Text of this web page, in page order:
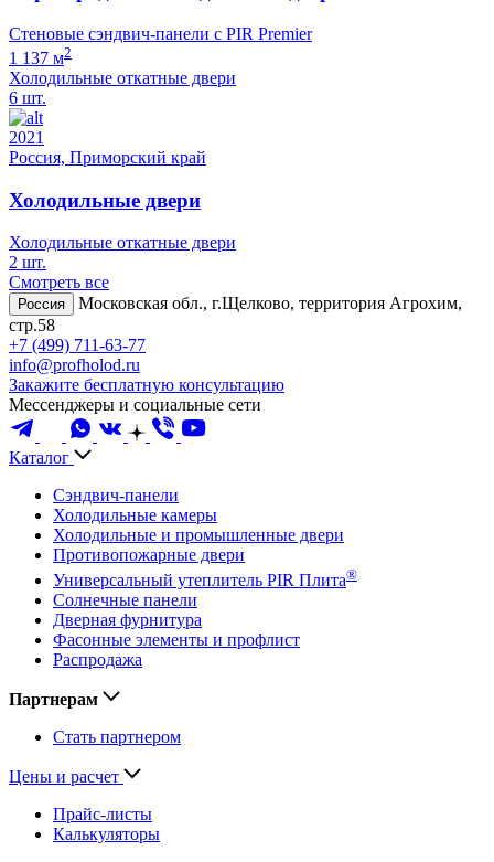
Стеновые сэндвич-панели с PIR Premier
1 137 м2
Холодильные откатные двери
6 шт.
2021
Россия, Приморский край
Холодильные двери
Холодильные откатные двери
2 шт.
Смотреть все
Россия
Московская обл., г.Щелково, территория Агрохим,
стр.58
+7 (499) 711-63-77
info@profholod.ru
Закажите бесплатную консультацию
Мессенджеры и социальные сети
Каталог
Сэндвич-панели
Холодильные камеры
Холодильные и промышленные двери
Противопожарные двери
Универсальный утеплитель PIR Плита®
Солнечные панели
Дверная фурнитура
Фасонные элементы и профлист
Распродажа
Партнерам
Стать партнером
Цены и расчет
Прайс-листы
Калькуляторы